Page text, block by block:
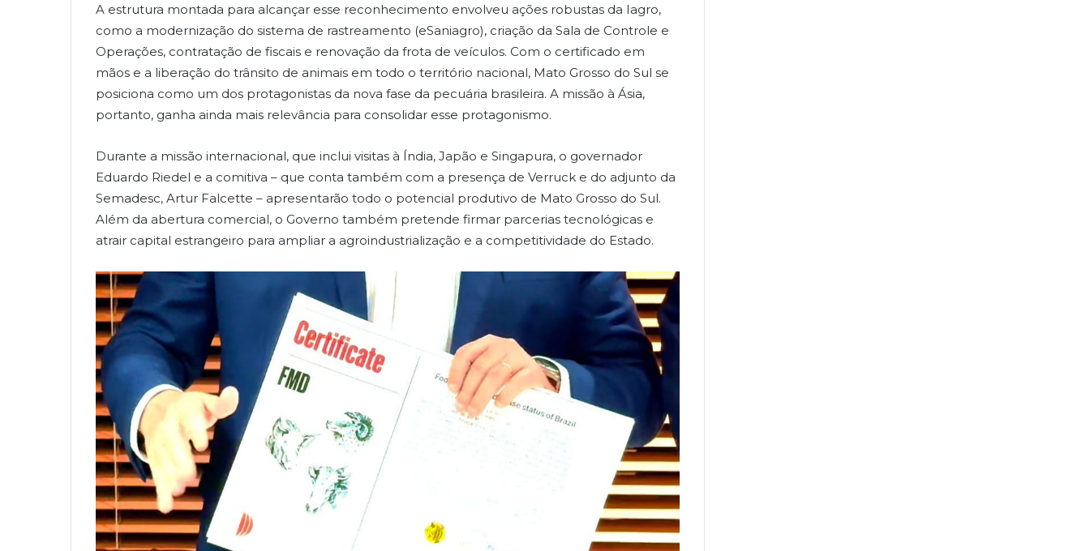
A estrutura montada para alcançar esse reconhecimento envolveu ações robustas da Iagro,
como a modernização do sistema de rastreamento (eSaniagro), criação da Sala de Controle e
Operações, contratação de fiscais e renovação da frota de veículos. Com o certificado em
mãos e a liberação do trânsito de animais em todo o território nacional, Mato Grosso do Sul se
posiciona como um dos protagonistas da nova fase da pecuária brasileira. A missão à Ásia,
portanto, ganha ainda mais relevância para consolidar esse protagonismo.
Durante a missão internacional, que inclui visitas à Índia, Japão e Singapura, o governador
Eduardo Riedel e a comitiva – que conta também com a presença de Verruck e do adjunto da
Semadesc, Artur Falcette – apresentarão todo o potencial produtivo de Mato Grosso do Sul.
Além da abertura comercial, o Governo também pretende firmar parcerias tecnológicas e
atrair capital estrangeiro para ampliar a agroindustrialização e a competitividade do Estado.